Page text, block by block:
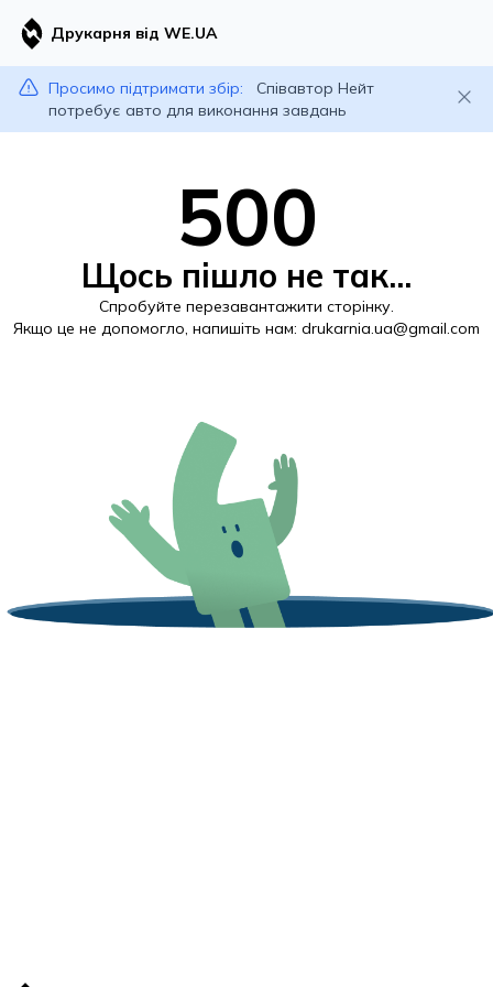
Друкарня від WE.UA
Просимо підтримати збір:
Співавтор Нейт
потребує авто для виконання завдань
500
Щось пішло не так...
Спробуйте перезавантажити сторінку.
Якщо це не допомогло, напишіть нам: drukarnia.ua@gmail.com